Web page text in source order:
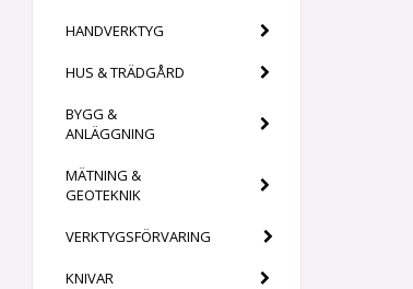
HANDVERKTYG
HUS & TRÄDGÅRD
BYGG &
ANLÄGGNING
MÄTNING &
GEOTEKNIK
VERKTYGSFÖRVARING
KNIVAR